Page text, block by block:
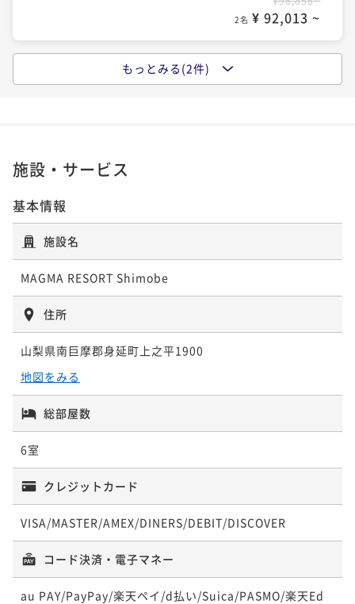
2名 ¥ 92,013 ~
ワーケーションプラン｜テレワーク・役員合宿・福利
レイトアウトプラン｜朝・夕食・温泉・10種類以上の
二食付き 現地決済可 事前決済可
¥ 142,538 ~
もっとみる(2件)
施設・サービス
基本情報
施設名
MAGMA RESORT Shimobe
住所
山梨県南巨摩郡身延町上之平1900
地図をみる
総部屋数
6室
クレジットカード
VISA/MASTER/AMEX/DINERS/DEBIT/DISCOVER
コード決済・電子マネー
au PAY/PayPay/楽天ペイ/d払い/Suica/PASMO/楽天Ed